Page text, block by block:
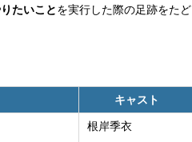
たいことを実行した際の足跡をたど
キャスト
根岸季衣